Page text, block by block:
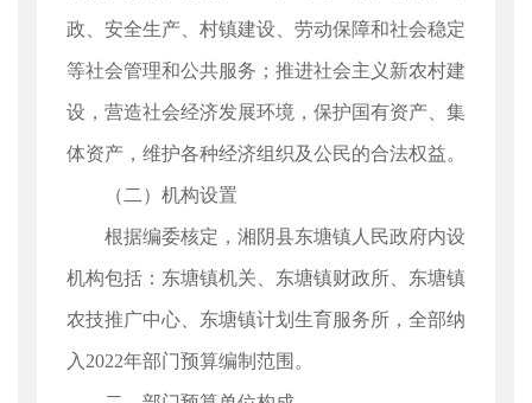
政、安全生产、村镇建设、劳动保障和社会稳定
等社会管理和公共服务；推进社会主义新农村建
设，营造社会经济发展环境，保护国有资产、集
体资产，维护各种经济组织及公民的合法权益。
（二）机构设置
根据编委核定，湘阴县东塘镇人民政府内设
机构包括：东塘镇机关、东塘镇财政所、东塘镇
农技推广中心、东塘镇计划生育服务所，全部纳
入2022年部门预算编制范围。